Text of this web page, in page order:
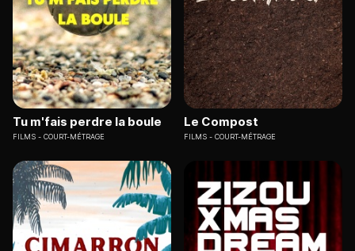
Tu m'fais perdre la boule
FILMS COURT-MÉTRAGE
Le Compost
FILMS COURT-MÉTRAGE